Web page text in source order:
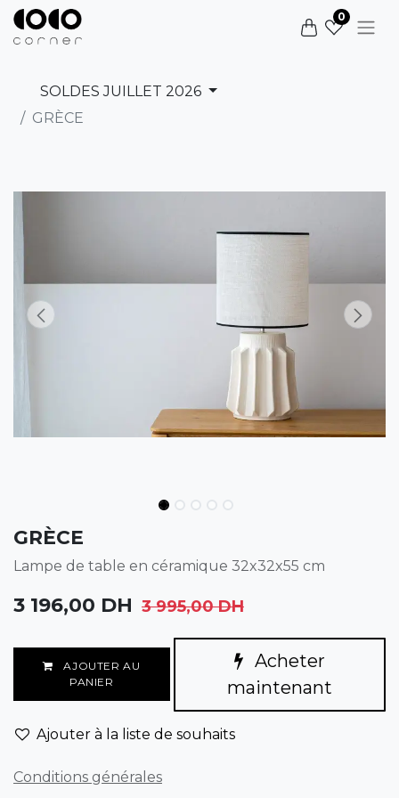
0
SOLDES JUILLET 2026
GRÈCE
GRÈCE
Lampe de table en céramique 32x32x55 cm
3 196,00 DH 3 995,00DH
AJOUTER AU
PANIER
Acheter
maintenant
Ajouter à la liste de souhaits
Conditions générales